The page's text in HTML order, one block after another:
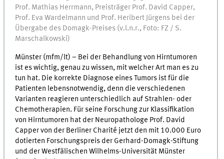
Prof. Mathias Herrmann, Preisträger Prof. David Capper,
Prof. Eva Wardelmann und Prof. Heribert Jürgens bei der
Übergabe des Domagk-Preises (v.l.n.r., Foto: FZ / S.
Marschalkowski)
Münster (mfm/lt) – Bei der Behandlung von Hirntumoren
ist es wichtig, genau zu wissen, mit welcher Art man es zu
tun hat. Die korrekte Diagnose eines Tumors ist für die
Patienten lebensnotwendig, denn die verschiedenen
Varianten reagieren unterschiedlich auf Strahlen- oder
Chemotherapien. Für seine Forschung zur Klassifikation
von Hirntumoren hat der Neuropathologe Prof. David
Capper von der Berliner Charité jetzt den mit 10.000 Euro
dotierten Forschungspreis der Gerhard-Domagk-Stiftung
und der Westfälischen Wilhelms-Universität Münster